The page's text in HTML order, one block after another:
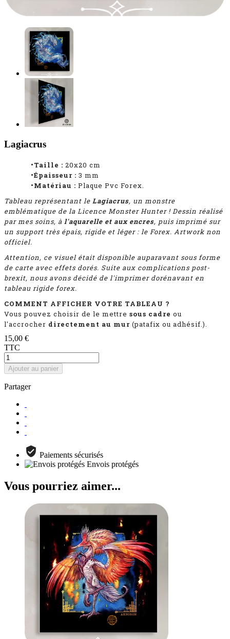
Lagiacrus
•Taille : 20x20 cm
•Épaisseur : 3 mm
•Matériau : Plaque Pvc Forex.
Tableau représentant le Lagiacrus, un monstre
emblématique de la Licence Monster Hunter ! Dessin réalisé
par mes soins, à l'aquarelle et aux encres, puis imprimé sur
un support très épais, rigide et léger : le Forex. Artwork non
officiel.
Attention, ce visuel était disponible auparavant sous forme
de carte avec effets dorés. Suite aux complications post-
brexit, nous avons décidé de l'imprimer dorénavant en
tableau rigide forex.
COMMENT AFFICHER VOTRE TABLEAU ?
Vous pouvez choisir de le mettre sous cadre ou
l'accrocher directement au mur (patafix ou adhésif.).
15,00 €
TTC
Ajouter au panier
Partager
Paiements sécurisés
Envois protégés
Vous pourriez aimer...